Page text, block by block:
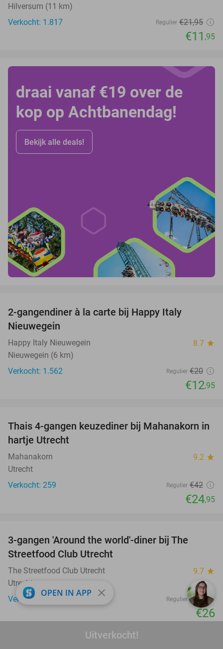
Uitverkocht!
Hilversum (11 km)
Verkocht: 1.817
Regulier €21,95
€11 ,95
draai vanaf €19 over de
kop op Achtbanendag!
Bekijk alle deals!
2-gangendiner à la carte bij Happy Italy
Nieuwegein
Happy Italy Nieuwegein 8.7 star
Nieuwegein (6 km)
Verkocht: 1.562
Regulier €20
€12,95
41%
Thais 4-gangen keuzediner bij Mahanakorn in
hartje Utrecht
Mahanakorn 9.2 star
Utrecht
Verkocht: 259
Regulier €42
€24,95
3-gangen 'Around the world'-diner bij The
Streetfood Club Utrecht
The Streetfood Club Utrecht 9.7 star
Utrecht
Verkocht: 74
Regulier €39
€26
OPEN IN APP close